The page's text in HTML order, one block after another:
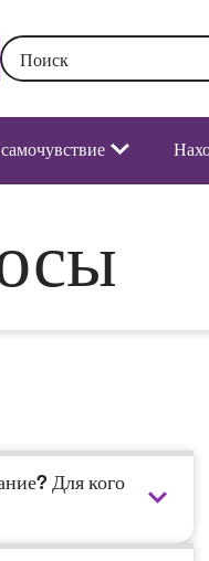
Поиск: При вводе текста в
Для кого